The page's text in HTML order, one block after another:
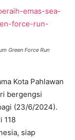
Green Force Run
Kota Pahlawan
bergengsi
(23/6/2024).
118
siap